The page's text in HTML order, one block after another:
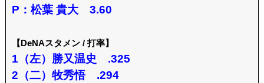
P：松葉 貴大 3.60
【DeNAスタメン / 打率】
1（左）勝又温史 .325
2（二）牧秀悟 .294